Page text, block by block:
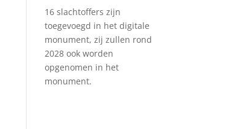
16 slachtoffers zijn
toegevoegd in het digitale
monument, zij zullen rond
2028 ook worden
opgenomen in het
monument.